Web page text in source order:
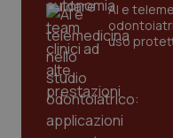
AI e
uso
tracking-sites-
session-id